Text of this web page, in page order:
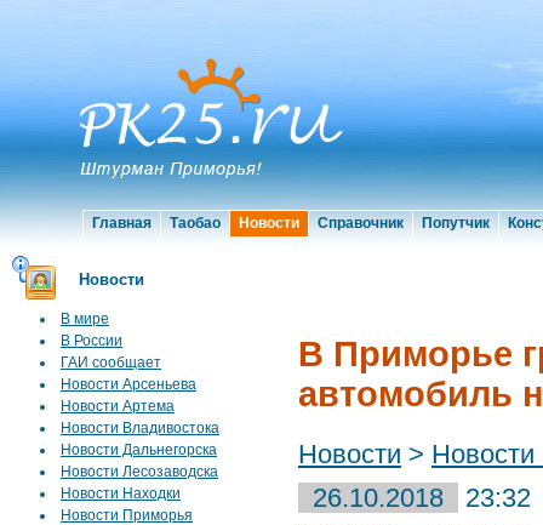
Главная Таобао Новости Справочник Попутчик
Новости
В мире
В России
ГАИ сообщает
Новости Арсеньева
Новости Артема
Новости Владивостока
Новости Дальнегорска
Новости Лесозаводска
Новости Находки
Новости Приморья
В Приморье
автомобиль
Новости >
26.10.2018
23:32